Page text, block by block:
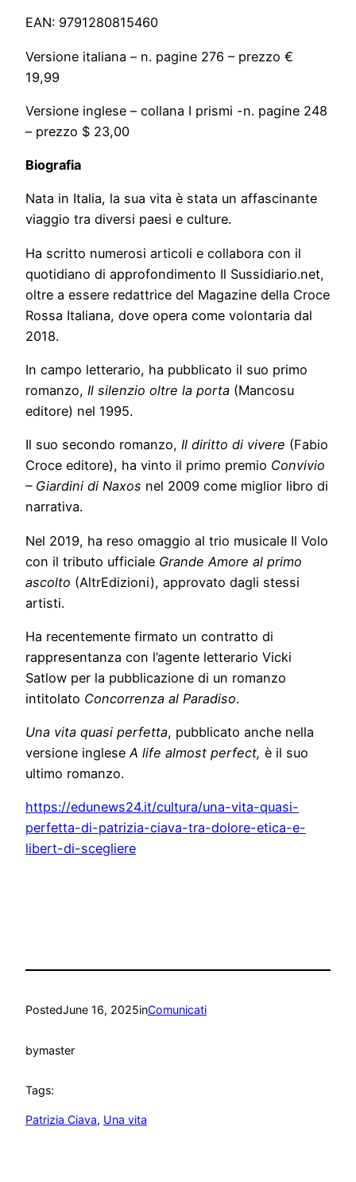
EAN: 9791280815460
Versione italiana – n. pagine 276 – prezzo €
19,99
Versione inglese – collana I prismi -n. pagine 248
– prezzo $ 23,00
Biografia
Nata in Italia, la sua vita è stata un affascinante
viaggio tra diversi paesi e culture.
Ha scritto numerosi articoli e collabora con il
quotidiano di approfondimento Il Sussidiario.net,
oltre a essere redattrice del Magazine della Croce
Rossa Italiana, dove opera come volontaria dal
2018.
In campo letterario, ha pubblicato il suo primo
romanzo, Il silenzio oltre la porta (Mancosu
editore) nel 1995.
Il suo secondo romanzo, Il diritto di vivere (Fabio
Croce editore), ha vinto il primo premio Convivio
– Giardini di Naxos nel 2009 come miglior libro di
narrativa.
Nel 2019, ha reso omaggio al trio musicale Il Volo
con il tributo ufficiale Grande Amore al primo
ascolto (AltrEdizioni), approvato dagli stessi
artisti.
Ha recentemente firmato un contratto di
rappresentanza con l’agente letterario Vicki
Satlow per la pubblicazione di un romanzo
intitolato Concorrenza al Paradiso.
Una vita quasi perfetta, pubblicato anche nella
versione ingleseA life almost perfect, è il suo
ultimo romanzo.
https://edunews24.it/cultura/una-vita-quasi-
perfetta-di-patrizia-ciava-tra-dolore-etica-e-
libert-di-scegliere
PostedJune 16, 2025inComunicati
bymaster
Tags:
Patrizia Ciava, Una vita